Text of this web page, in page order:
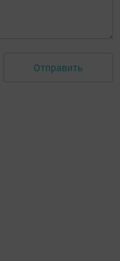
Отправить